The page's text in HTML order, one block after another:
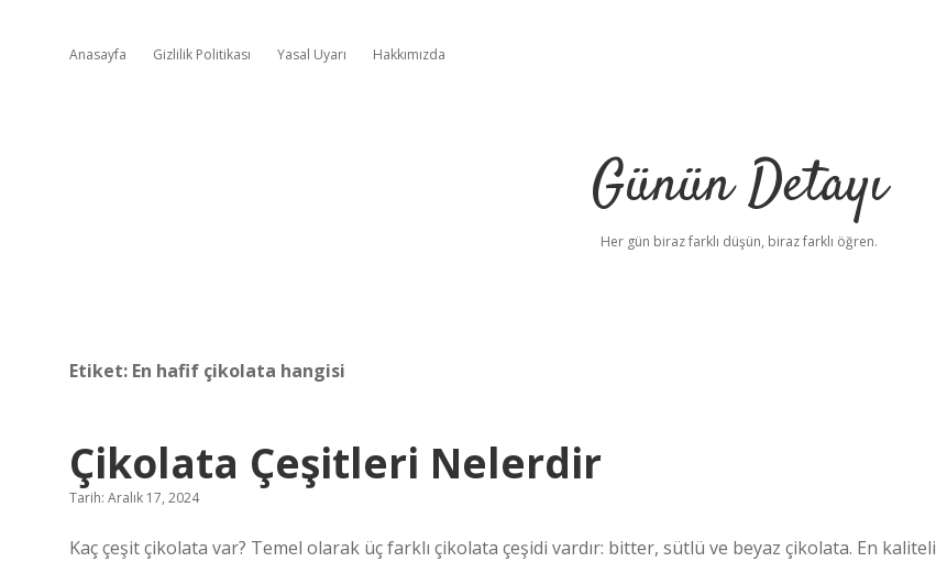
Anasayfa Gizlilik Politikası Yasal Uyarı Hakkımızda
Günün Detayı
Her gün biraz farklı düşün, biraz farklı öğren.
Etiket: En hafif çikolata hangisi
Çikolata Çeşitleri Nelerdir
Tarih: Aralık 17, 2024
Kaç çeşit çikolata var? Temel olarak üç farklı çikolata çeşidi vardır: bitter, sütlü ve beyaz çikolata. En kaliteli